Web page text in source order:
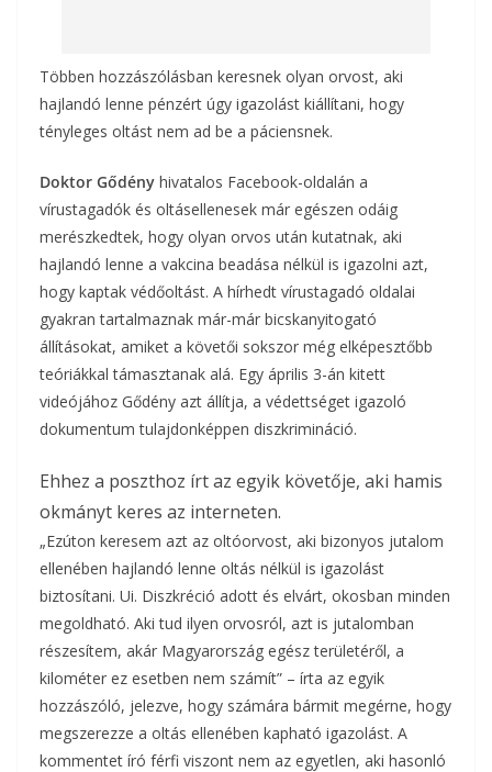
Többen hozzászólásban keresnek olyan orvost, aki
hajlandó lenne pénzért úgy igazolást kiállítani, hogy
tényleges oltást nem ad be a páciensnek.
Doktor Gődény hivatalos Facebook-oldalán a
vírustagadók és oltásellenesek már egészen odáig
merészkedtek, hogy olyan orvos után kutatnak, aki
hajlandó lenne a vakcina beadása nélkül is igazolni azt,
hogy kaptak védőoltást. A hírhedt vírustagadó oldalai
gyakran tartalmaznak már-már bicskanyitogató
állításokat, amiket a követői sokszor még elképesztőbb
teóriákkal támasztanak alá. Egy április 3-án kitett
videójához Gődény azt állítja, a védettséget igazoló
dokumentum tulajdonképpen diszkrimináció.
Ehhez a poszthoz írt az egyik követője, aki hamis
okmányt keres az interneten.
„Ezúton keresem azt az oltóorvost, aki bizonyos jutalom
ellenében hajlandó lenne oltás nélkül is igazolást
biztosítani. Ui. Diszkréció adott és elvárt, okosban minden
megoldható. Aki tud ilyen orvosról, azt is jutalomban
részesítem, akár Magyarország egész területéről, a
kilométer ez esetben nem számít” – írta az egyik
hozzászóló, jelezve, hogy számára bármit megérne, hogy
megszerezze a oltás ellenében kapható igazolást. A
kommentet író férfi viszont nem az egyetlen, aki hasonló